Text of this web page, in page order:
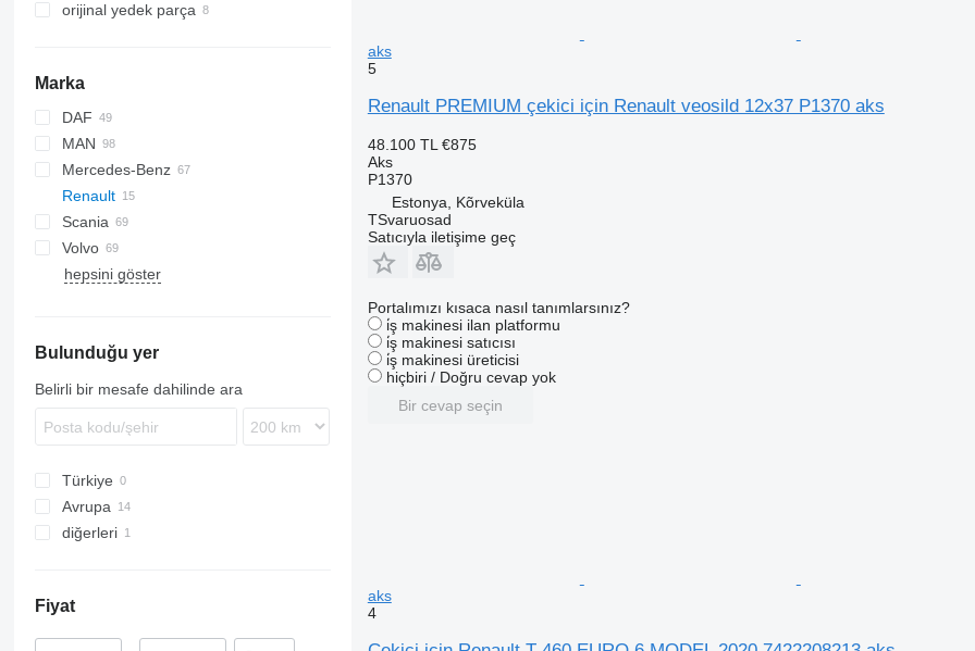
orijinal yedek parça
Marka
DAF
CF
LF
XF
Transit
Stralis
Trakker
MAN
F90
L2000
LE
TGA
TGL
TGX
Mercedes-Benz
A-Class
Actros
Antos
Arocs
Econic
Atleon
Renault
Magnum
Premium
T-series
Scania
G-series
P-series
Volvo
FH
FMX
hepsini göster
Bulunduğu yer
Belirli bir mesafe dahilinde ara
Türkiye
Avrupa
Polonya
İtalya
diğerleri
Fiyat
aks
5
Renault PREMIUM çekici için Renault veosild 12x37 P1370 aks
48.100 TL €875
Aks
P1370
Estonya, Kõrveküla
TSvaruosad
Satıcıyla iletişime geç
Portalımızı kısaca nasıl tanımlarsınız?
i̇ş makinesi ilan platformu
i̇ş makinesi satıcısı
i̇ş makinesi üreticisi
hiçbiri / Doğru cevap yok
Bir cevap seçin
aks
4